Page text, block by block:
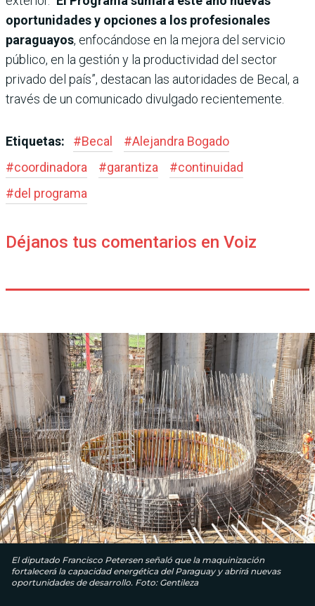
oportunidades y opciones a los profesionales
paraguayos, enfocándose en la mejora del servicio
público, en la gestión y la productividad del sector
privado del país”, destacan las autoridades de Becal, a
través de un comunicado divulgado recientemente.
Etiquetas: #Becal #Alejandra Bogado
#coordinadora #garantiza #continuidad
#del programa
Déjanos tus comentarios en Voiz
El diputado Francisco Petersen señaló que la maquinización
fortalecerá la capacidad energética del Paraguay y abrirá nuevas
oportunidades de desarrollo. Foto: Gentileza